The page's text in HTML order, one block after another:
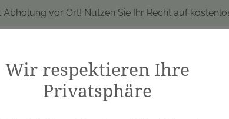
Abholung vor Ort! Nutzen Sie Ihr Recht auf
Wir respektieren Ihre
Privatsphäre